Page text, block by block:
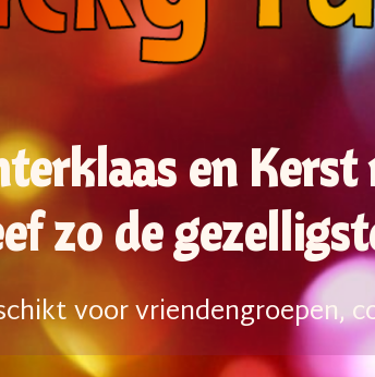
en
zo de
voor vriendengroepen,